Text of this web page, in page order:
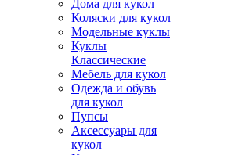
Дома для кукол
Коляски для кукол
Модельные куклы
Куклы
Классические
Мебель для кукол
Одежда и обувь
для кукол
Пупсы
Аксессуары для
кукол